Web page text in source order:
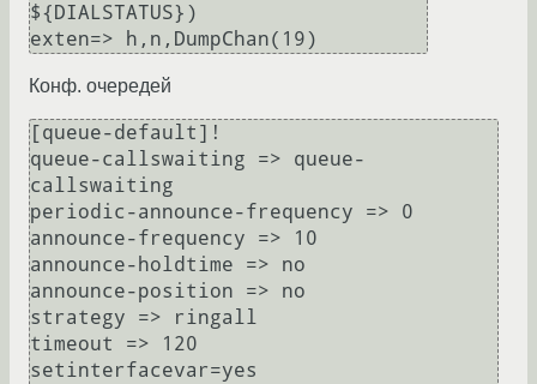
${DIALSTATUS})
Конф. очередей
[queue-default]!
queue-callswaiting => queue-
callswaiting
periodic-announce-frequency => 0
announce-frequency => 10
announce-holdtime => no
announce-position => no
strategy => ringall
timeout => 120
setinterfacevar=yes